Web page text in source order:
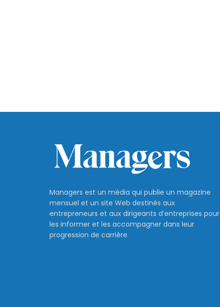
Managers est un média qui publie un magazine
mensuel et un site Web destinés aux
entrepreneurs et aux dirigeants d’entreprises pour
les informer et les accompagner dans leur
progression de carrière